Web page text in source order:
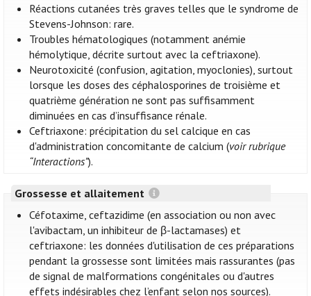
Réactions cutanées très graves telles que le syndrome de
Stevens-Johnson: rare.
Troubles hématologiques (notamment anémie
hémolytique, décrite surtout avec la ceftriaxone).
Neurotoxicité (confusion, agitation, myoclonies), surtout
lorsque les doses des céphalosporines de troisième et
quatrième génération ne sont pas suffisamment
diminuées en cas d’insuffisance rénale.
Ceftriaxone: précipitation du sel calcique en cas
d'administration concomitante de calcium (voir rubrique
“Interactions”).
Grossesse et allaitement
Céfotaxime, ceftazidime (en association ou non avec
l'avibactam, un inhibiteur de β-lactamases) et
ceftriaxone: les données d'utilisation de ces préparations
pendant la grossesse sont limitées mais rassurantes (pas
de signal de malformations congénitales ou d'autres
effets indésirables chez l’enfant selon nos sources).